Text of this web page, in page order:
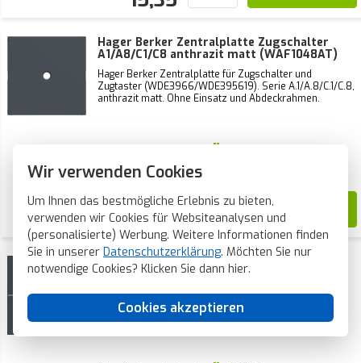
Wir verwenden Cookies
Um Ihnen das bestmögliche Erlebnis zu bieten,
verwenden wir Cookies für Websiteanalysen und
(personalisierte) Werbung. Weitere Informationen finden
Sie in unserer Datenschutzerklärung. Möchten Sie nur
notwendige Cookies? Klicken Sie dann hier.
Cookies akzeptieren
Hager Berker Zentralplatte Zugschalter
A1/A8/C1/C8 anthrazit matt (WAF1048AT)
Hager Berker Zentralplatte für Zugschalter und
Zugtaster (WDE3966/WDE395619). Serie A.1/A.8/C.1/C.8,
anthrazit matt. Ohne Einsatz und Abdeckrahmen.
Voraussichtliche Lieferzeit:
12,86
Hager Berker Abdeckung mit
Kontrollfenster für 1-fach Bedienelement
Hager Berker Abdeckung mit Kontrollfenster für 1-fach
Bedienelement (WAC1010/WAC2010). Serie:
A.1/A.8/C.1/C.8, anthrazit matt. Ohne Einsatz,